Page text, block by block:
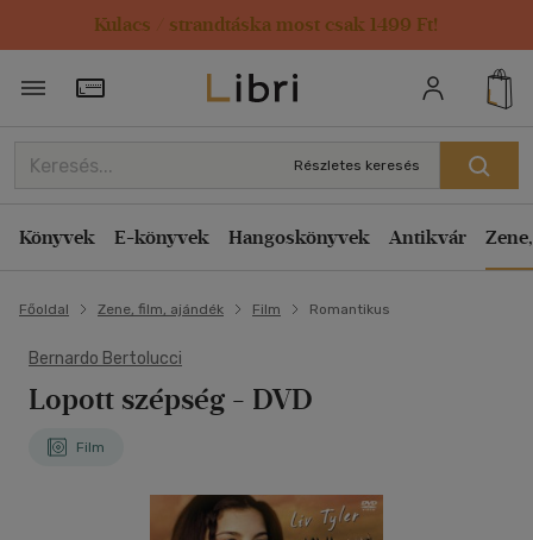
Kulacs / strandtáska most csak 1499 Ft!
Törzsvásárlói Kártya adatai
Részletes keresés
Könyvek E-könyvek Hangoskönyvek Antikvár
Főoldal Zene, film, ajándék Film Romantikus
Bernardo Bertolucci
Lopott szépség - DVD
Film